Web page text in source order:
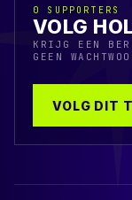
0 SUPPORTERS
VOLG
KRIJG EEN
GEEN
VOLG DIT